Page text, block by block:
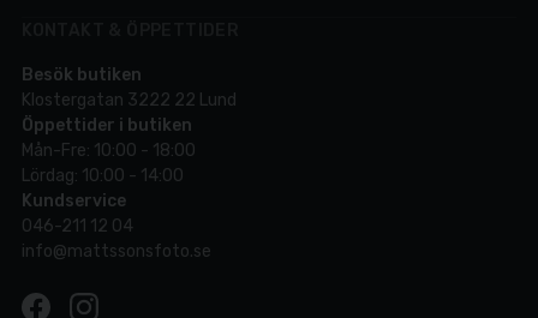
Besök butiken
Klostergatan 3222 22 Lund
Öppettider i butiken
Mån-Fre: 10:00 - 18:00
Lördag: 10:00 - 14:00
Kundservice
046-211 12 04
info@mattssonsfoto.se